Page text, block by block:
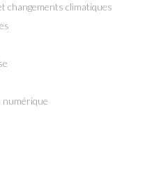
changements climatiques